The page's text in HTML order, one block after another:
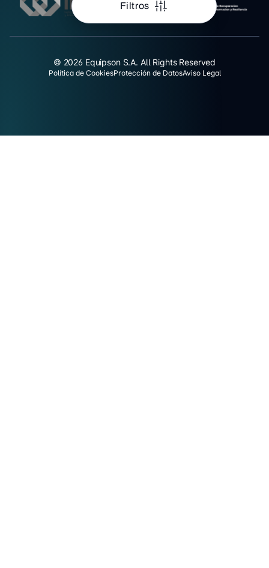
Filtros
© 2026 Equipson S.A. All Rights Reserved
Política de CookiesProtección de DatosAviso Legal